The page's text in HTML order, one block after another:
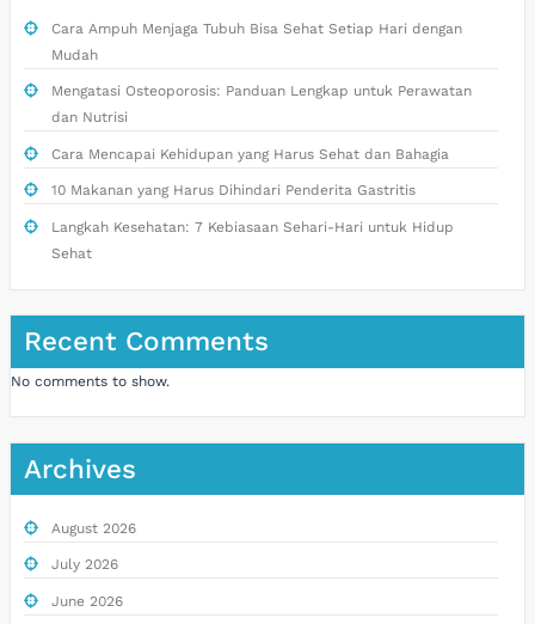
Cara Ampuh Menjaga Tubuh Bisa Sehat Setiap Hari dengan
Mudah
Mengatasi Osteoporosis: Panduan Lengkap untuk Perawatan
dan Nutrisi
Cara Mencapai Kehidupan yang Harus Sehat dan Bahagia
10 Makanan yang Harus Dihindari Penderita Gastritis
Langkah Kesehatan: 7 Kebiasaan Sehari-Hari untuk Hidup
Sehat
Recent Comments
No comments to show.
Archives
August 2026
July 2026
June 2026